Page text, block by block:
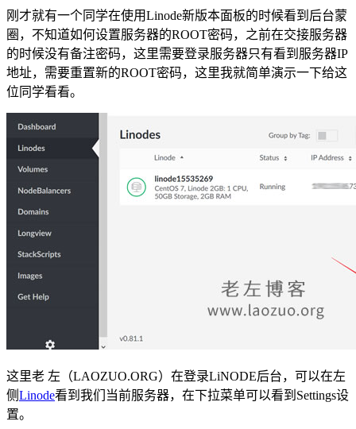
刚才就有一个同学在使用Linode新版本面板的时候看到后台蒙
圈，不知道如何设置服务器的ROOT密码，之前在交接服务器
的时候没有备注密码，这里需要登录服务器只有看到服务器IP
地址，需要重置新的ROOT密码，这里我就简单演示一下给这
位同学看看。
这里老 左（LAOZUO.ORG）在登录LiNODE后台，可以在左
侧Linode看到我们当前服务器，在下拉菜单可以看到Settings设
置。